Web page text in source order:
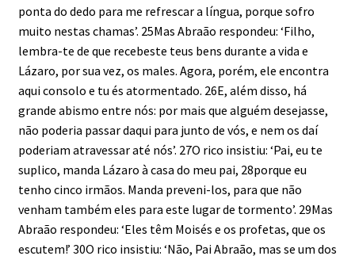
ponta do dedo para me refrescar a língua, porque sofro
muito nestas chamas’. 25Mas Abraão respondeu: ‘Filho,
lembra-te de que recebeste teus bens durante a vida e
Lázaro, por sua vez, os males. Agora, porém, ele encontra
aqui consolo e tu és atormentado. 26E, além disso, há
grande abismo entre nós: por mais que alguém desejasse,
não poderia passar daqui para junto de vós, e nem os daí
poderiam atravessar até nós’. 27O rico insistiu: ‘Pai, eu te
suplico, manda Lázaro à casa do meu pai, 28porque eu
tenho cinco irmãos. Manda preveni-los, para que não
venham também eles para este lugar de tormento’. 29Mas
Abraão respondeu: ‘Eles têm Moisés e os profetas, que os
escutem!’ 30O rico insistiu: ‘Não, Pai Abraão, mas se um dos